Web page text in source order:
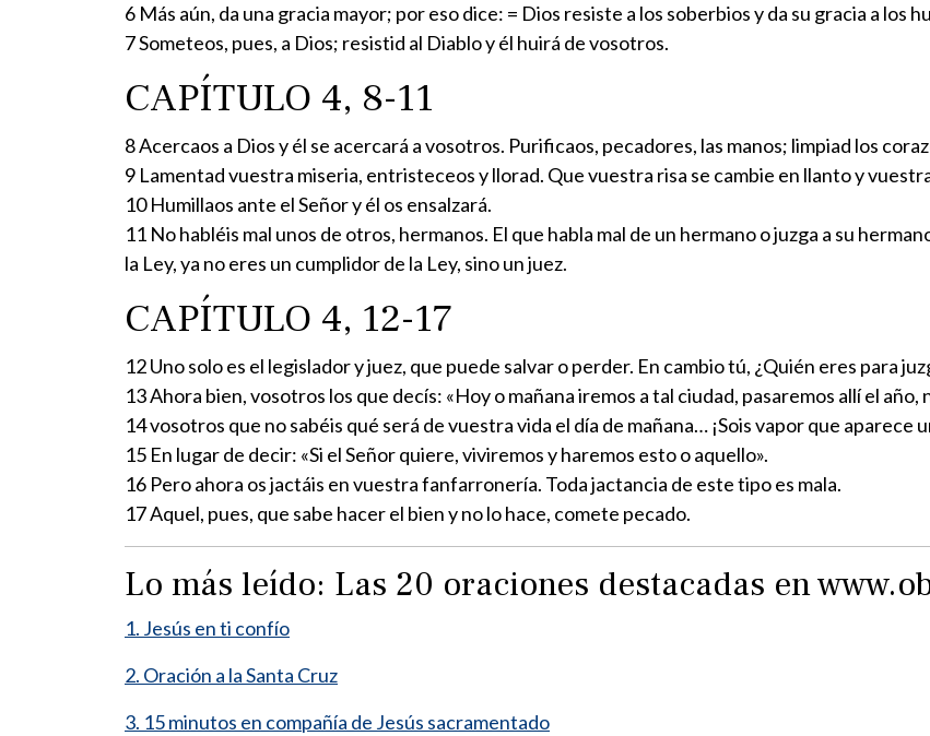
6 Más aún, da una gracia mayor; por eso dice: = Dios resiste a los soberbios y da su gracia a los
7 Someteos, pues, a Dios; resistid al Diablo y él huirá de vosotros.
CAPÍTULO 4, 8-11
8 Acercaos a Dios y él se acercará a vosotros. Purificaos, pecadores, las manos; limpiad los
9 Lamentad vuestra miseria, entristeceos y llorad. Que vuestra risa se cambie en llanto y
10 Humillaos ante el Señor y él os ensalzará.
11 No habléis mal unos de otros, hermanos. El que habla mal de un hermano o juzga a su
la Ley, ya no eres un cumplidor de la Ley, sino un juez.
CAPÍTULO 4, 12-17
12 Uno solo es el legislador y juez, que puede salvar o perder. En cambio tú, ¿Quién eres para
13 Ahora bien, vosotros los que decís: «Hoy o mañana iremos a tal ciudad, pasaremos allí el
14 vosotros que no sabéis qué será de vuestra vida el día de mañana… ¡Sois vapor que aparece
15 En lugar de decir: «Si el Señor quiere, viviremos y haremos esto o aquello».
16 Pero ahora os jactáis en vuestra fanfarronería. Toda jactancia de este tipo es mala.
17 Aquel, pues, que sabe hacer el bien y no lo hace, comete pecado.
Lo más leído: Las 20 oraciones destacadas en
1. Jesús en ti confío
2. Oración a la Santa Cruz
3. 15 minutos en compañía de Jesús sacramentado